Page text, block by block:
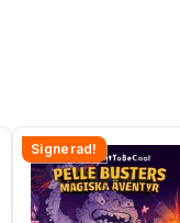
Signerad!